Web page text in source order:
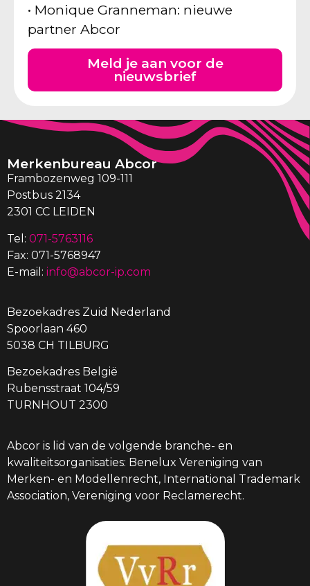
• Monique Granneman: nieuwe
partner Abcor
Meld je aan voor de
nieuwsbrief
Merkenbureau Abcor
Frambozenweg 109-111
Postbus 2134
2301 CC LEIDEN
Tel: 071-5763116
Fax: 071-5768947
E-mail: info@abcor-ip.com
Bezoekadres Zuid Nederland
Spoorlaan 460
5038 CH TILBURG
Bezoekadres België
Rubensstraat 104/59
TURNHOUT 2300
Abcor is lid van de volgende branche- en
kwaliteitsorganisaties: Benelux Vereniging van
Merken- en Modellenrecht, International Trademark
Association, Vereniging voor Reclamerecht.